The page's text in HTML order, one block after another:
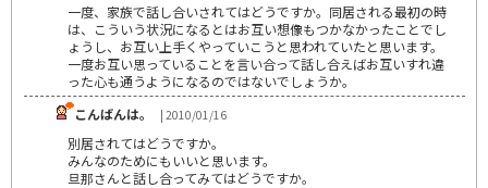
一度、家族で話し合いされてはどうですか。同居される最初の時
は、こういう状況になるとはお互い想像もつかなかったことでし
ょうし、お互い上手くやっていこうと思われていたと思います。
一度お互い思っていることを言い合って話し合えばお互いすれ違
った心も通うようになるのではないでしょうか。
こんばんは。
| 2010/01/16
別居されてはどうですか。
みんなのためにもいいと思います。
旦那さんと話し合ってみてはどうですか。